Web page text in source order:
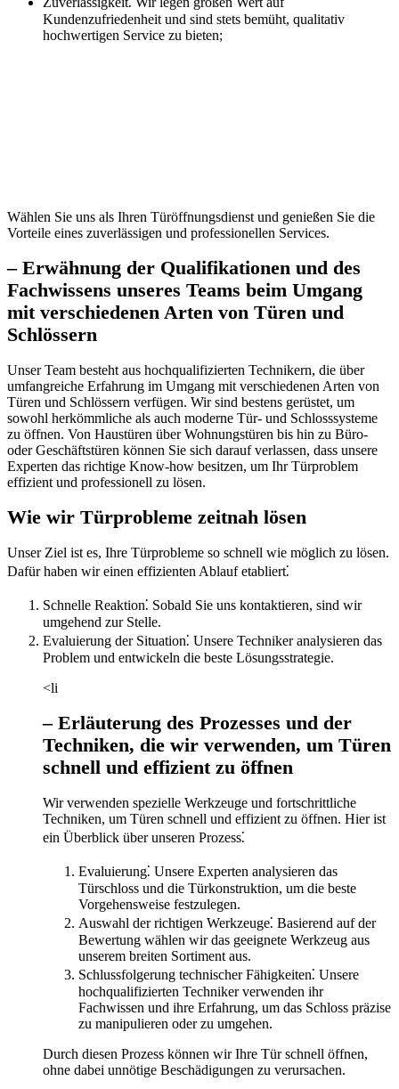
Kundenzufriedenheit und sind stets bemüht, qualitativ
hochwertigen Service zu bieten;
Wählen Sie uns als Ihren Türöffnungsdienst und genießen Sie die
Vorteile eines zuverlässigen und professionellen Services.
– Erwähnung der Qualifikationen und des
Fachwissens unseres Teams beim Umgang
mit verschiedenen Arten von Türen und
Schlössern
Unser Team besteht aus hochqualifizierten Technikern, die über
umfangreiche Erfahrung im Umgang mit verschiedenen Arten von
Türen und Schlössern verfügen.​ Wir sind bestens gerüstet, um
sowohl herkömmliche als auch moderne Tür- und Schlosssysteme
zu öffnen.​ Von Haustüren über Wohnungstüren bis hin zu Büro-
oder Geschäftstüren können Sie sich darauf verlassen, dass unsere
Experten das richtige Know-how besitzen, um Ihr Türproblem
effizient und professionell zu lösen.​
Wie wir Türprobleme zeitnah lösen
Unser Ziel ist es, Ihre Türprobleme so schnell wie möglich zu lösen.​
Dafür haben wir einen effizienten Ablauf etabliert⁚
Schnelle Reaktion⁚ Sobald Sie uns kontaktieren, sind wir
umgehend zur Stelle.​
Evaluierung der Situation⁚ Unsere Techniker analysieren das
Problem und entwickeln die beste Lösungsstrategie.
<li
– Erläuterung des Prozesses und der
Techniken, die wir verwenden, um Türen
schnell und effizient zu öffnen
Wir verwenden spezielle Werkzeuge und fortschrittliche
Techniken, um Türen schnell und effizient zu öffnen. Hier ist
ein Überblick über unseren Prozess⁚
Evaluierung⁚ Unsere Experten analysieren das
Türschloss und die Türkonstruktion, um die beste
Vorgehensweise festzulegen.​
Auswahl der richtigen Werkzeuge⁚ Basierend auf der
Bewertung wählen wir das geeignete Werkzeug aus
unserem breiten Sortiment aus.
Schlussfolgerung technischer Fähigkeiten⁚ Unsere
hochqualifizierten Techniker verwenden ihr
Fachwissen und ihre Erfahrung, um das Schloss präzise
zu manipulieren oder zu umgehen.​
Durch diesen Prozess können wir Ihre Tür schnell öffnen,
ohne dabei unnötige Beschädigungen zu verursachen.​